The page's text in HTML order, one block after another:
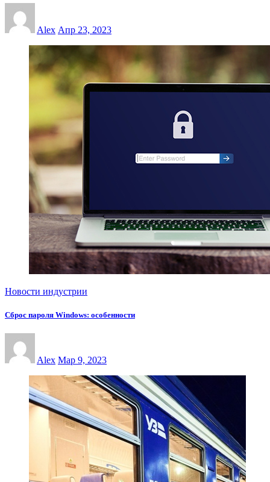
Alex Апр 23, 2023
Новости индустрии
Сброс пароля Windows: особенности
Alex Мар 9, 2023